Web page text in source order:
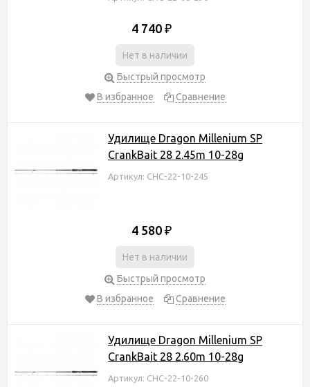
4 740 ₽
Нет в наличии
Быстрый просмотр
В избранное
Сравнение
Удилище Dragon Millenium SP
CrankBait 28 2.45m 10-28g
Артикул: CHC-22-10-245
4 580 ₽
Нет в наличии
Быстрый просмотр
В избранное
Сравнение
Удилище Dragon Millenium SP
CrankBait 28 2.60m 10-28g
Артикул: CHC-22-10-260